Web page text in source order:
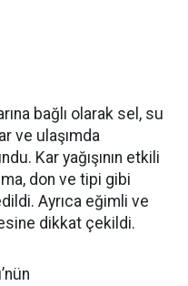
bağlı olarak sel, su
ve ulaşımda
Kar yağışının etkili
don ve tipi gibi
Ayrıca eğimli ve
dikkat çekildi.